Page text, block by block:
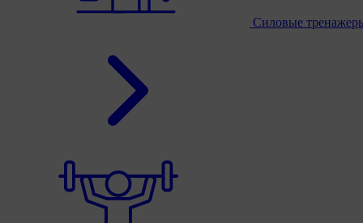
Силовые